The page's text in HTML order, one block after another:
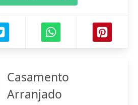
Casamento
Arranjado